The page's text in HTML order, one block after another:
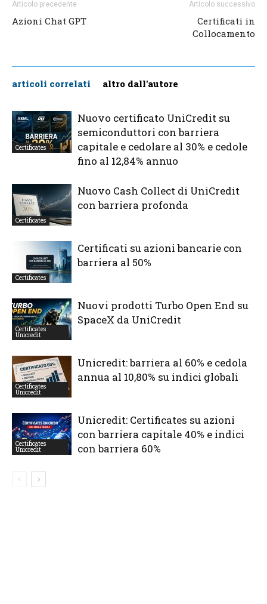
Articolo precedente
Azioni Chat GPT
Articolo successivo
Certificati in
Collocamento
articoli correlati altro dall'autore
Certificates
Nuovo certificato UniCredit su
semiconduttori con barriera
capitale e cedolare al 30% e cedole
fino al 12,84% annuo
Certificates
Nuovo Cash Collect di UniCredit
con barriera profonda
Certificates
Certificati su azioni bancarie con
barriera al 50%
Certificates
Unicredit
Nuovi prodotti Turbo Open End su
SpaceX da UniCredit
Certificates
Unicredit
Unicredit: barriera al 60% e cedola
annua al 10,80% su indici globali
Certificates
Unicredit
Unicredit: Certificates su azioni
con barriera capitale 40% e indici
con barriera 60%